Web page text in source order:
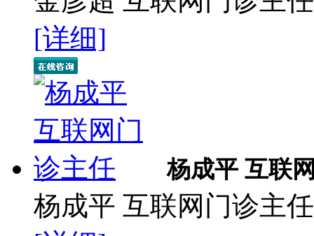
[详细]
杨成平 互联
杨成平 互联网门诊主